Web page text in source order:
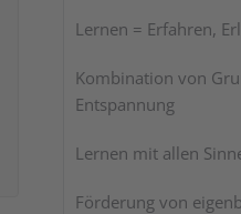
Lernen = Erfahren,
Kombination von
Entspannung
Lernen mit allen
Förderung von